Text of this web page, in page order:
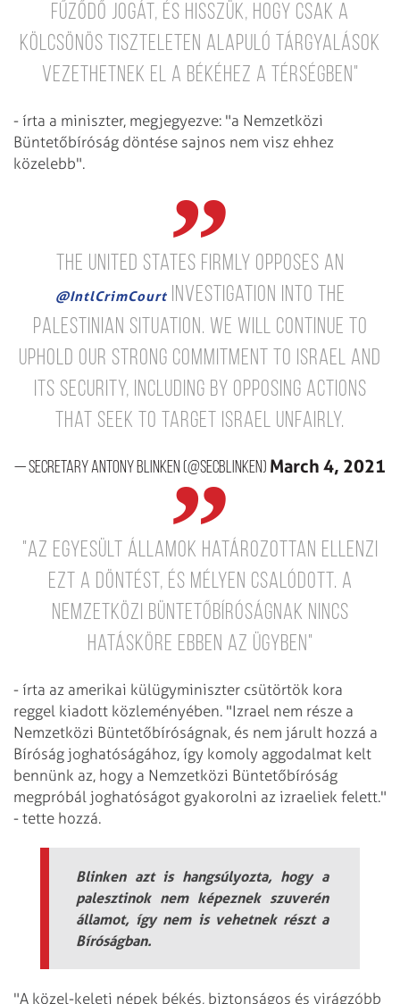
fűződő jogát, és hisszük, hogy csak a
kölcsönös tiszteleten alapuló tárgyalások
vezethetnek el a békéhez a térségben"
- írta a miniszter, megjegyezve: "a Nemzetközi
Büntetőbíróság döntése sajnos nem visz ehhez
közelebb".
The United States firmly opposes an
@IntlCrimCourtinvestigation into the
Palestinian Situation. We will continue to
uphold our strong commitment to Israel and
its security, including by opposing actions
that seek to target Israel unfairly.
— Secretary Antony Blinken (@SecBlinken) March 4, 2021
"Az Egyesült Államok határozottan ellenzi
ezt a döntést, és mélyen csalódott. A
Nemzetközi Büntetőbíróságnak nincs
hatásköre ebben az ügyben"
- írta az amerikai külügyminiszter csütörtök kora
reggel kiadott közleményében. "Izrael nem része a
Nemzetközi Büntetőbíróságnak, és nem járult hozzá a
Bíróság joghatóságához, így komoly aggodalmat kelt
bennünk az, hogy a Nemzetközi Büntetőbíróság
megpróbál joghatóságot gyakorolni az izraeliek felett."
- tette hozzá.
Blinken azt is hangsúlyozta, hogy a
palesztinok nem képeznek szuverén
államot, így nem is vehetnek részt a
Bíróságban.
"A közel-keleti népek békés, biztonságos és virágzóbb